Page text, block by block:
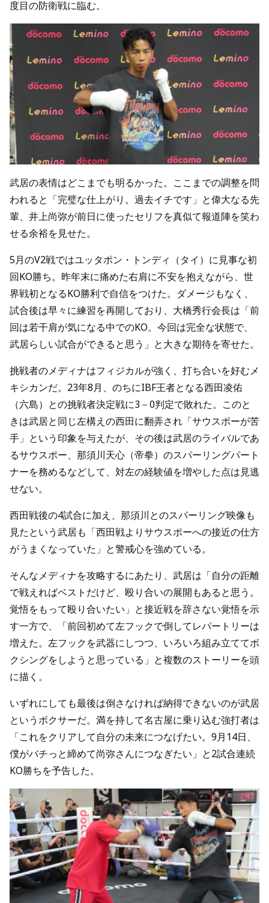
度目の防衛戦に臨む。
武居の表情はどこまでも明るかった。ここまでの調整を問
われると「完璧な仕上がり。過去イチです」と偉大なる先
輩、井上尚弥が前日に使ったセリフを真似て報道陣を笑わ
せる余裕を見せた。
5月のV2戦ではユッタポン・トンディ（タイ）に見事な初
回KO勝ち。昨年末に痛めた右肩に不安を抱えながら、世
界戦初となるKO勝利で自信をつけた。ダメージもなく、
試合後は早々に練習を再開しており、大橋秀行会長は「前
回は若干肩が気になる中でのKO。今回は完全な状態で、
武居らしい試合ができると思う」と大きな期待を寄せた。
挑戦者のメディナはフィジカルが強く、打ち合いを好むメ
キシカンだ。23年8月、のちにIBF王者となる西田凌佑
（六島）との挑戦者決定戦に3－0判定で敗れた。このと
きは武居と同じ左構えの西田に翻弄され「サウスポーが苦
手」という印象を与えたが、その後は武居のライバルであ
るサウスポー、那須川天心（帝拳）のスパーリングパート
ナーを務めるなどして、対左の経験値を増やした点は見逃
せない。
西田戦後の4試合に加え、那須川とのスパーリング映像も
見たという武居も「西田戦よりサウスポーへの接近の仕方
がうまくなっていた」と警戒心を強めている。
そんなメディナを攻略するにあたり、武居は「自分の距離
で戦えればベストだけど、殴り合いの展開もあると思う。
覚悟をもって殴り合いたい」と接近戦を辞さない覚悟を示
す一方で、「前回初めて左フックで倒してレパートリーは
増えた。左フックを武器にしつつ、いろいろ組み立ててボ
クシングをしようと思っている」と複数のストーリーを頭
に描く。
いずれにしても最後は倒さなければ納得できないのが武居
というボクサーだ。満を持して名古屋に乗り込む強打者は
「これをクリアして自分の未来につなげたい。9月14日、
僕がバチっと締めて尚弥さんにつなぎたい」と2試合連続
KO勝ちを予告した。